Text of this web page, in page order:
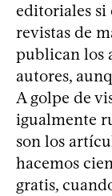
editoriales si
revistas de
publican los
autores,
A golpe de
igualmente
son los
hacemos
gratis,